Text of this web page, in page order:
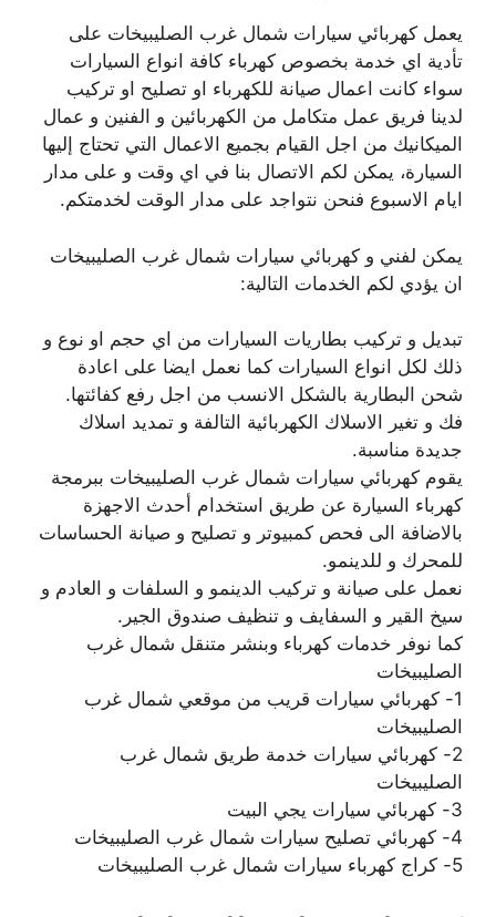
يعمل كهربائي سيارات شمال غرب الصليبيخات على
تأدية اي خدمة بخصوص كهرباء كافة انواع السيارات
سواء كانت اعمال صيانة للكهرباء او تصليح او تركيب
لدينا فريق عمل متكامل من الكهربائين و الفنين و عمال
الميكانيك من اجل القيام بجميع الاعمال التي تحتاج إليها
السيارة، يمكن لكم الاتصال بنا في اي وقت و على مدار
ايام الاسبوع فنحن نتواجد على مدار الوقت لخدمتكم.
يمكن لفني و كهربائي سيارات شمال غرب الصليبيخات
ان يؤدي لكم الخدمات التالية:
تبديل و تركيب بطاريات السيارات من اي حجم او نوع و
ذلك لكل انواع السيارات كما نعمل ايضا على اعادة
شحن البطارية بالشكل الانسب من اجل رفع كفائتها.
فك و تغير الاسلاك الكهربائية التالفة و تمديد اسلاك
جديدة مناسبة.
يقوم كهربائي سيارات شمال غرب الصليبيخات ببرمجة
كهرباء السيارة عن طريق استخدام أحدث الاجهزة
بالاضافة الى فحص كمبيوتر و تصليح و صيانة الحساسات
للمحرك و للدينمو.
نعمل على صيانة و تركيب الدينمو و السلفات و العادم و
سيخ القير و السفايف و تنظيف صندوق الجير.
كما نوفر خدمات كهرباء وبنشر متنقل شمال غرب
الصليبيخات
1- كهربائي سيارات قريب من موقعي شمال غرب
الصليبيخات
2- كهربائي سيارات خدمة طريق شمال غرب
الصليبيخات
3- كهربائي سيارات يجي البيت
4- كهربائي تصليح سيارات شمال غرب الصليبيخات
5- كراج كهرباء سيارات شمال غرب الصليبيخات